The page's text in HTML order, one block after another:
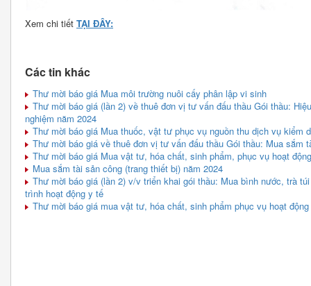
Xem chi tiết TẠI ĐÂY:
Các tin khác
Thư mời báo giá Mua môi trường nuôi cấy phân lập vi sinh
Thư mời báo giá (lần 2) về thuê đơn vị tư vấn đấu thầu Gói thầu:
nghiệm năm 2024
Thư mời báo giá Mua thuốc, vật tư phục vụ nguồn thu dịch vụ kiểm
Thư mời báo giá về thuê đơn vị tư vấn đấu thầu Gói thầu: Mua sắm
Thư mời báo giá Mua vật tư, hóa chất, sinh phẩm, phục vụ hoạt
Mua sắm tài sản công (trang thiết bị) năm 2024
Thư mời báo giá (lần 2) v/v triển khai gói thầu: Mua bình nước, trà
trình hoạt động y tế
Thư mời báo giá mua vật tư, hóa chất, sinh phẩm phục vụ hoạt